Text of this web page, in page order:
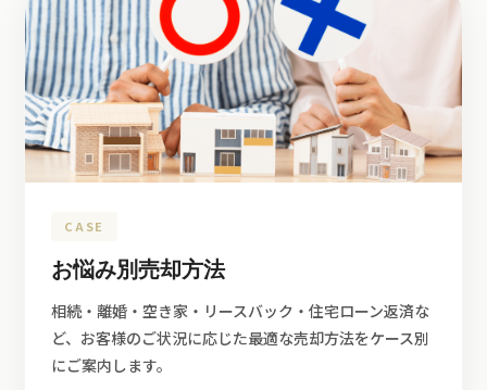
CASE
お悩み別売却方法
相続・離婚・空き家・リースバック・住宅ローン返済な
ど、お客様のご状況に応じた最適な売却方法をケース別
にご案内します。